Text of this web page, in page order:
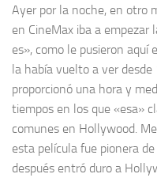
Ayer por la noche, en otro
en CineMax iba a empezar
es», como le pusieron aquí
la había vuelto a ver
proporcionó una hora y
tiempos en los que «esa»
comunes en Hollywood.
esta película fue pionera
después entró duro a